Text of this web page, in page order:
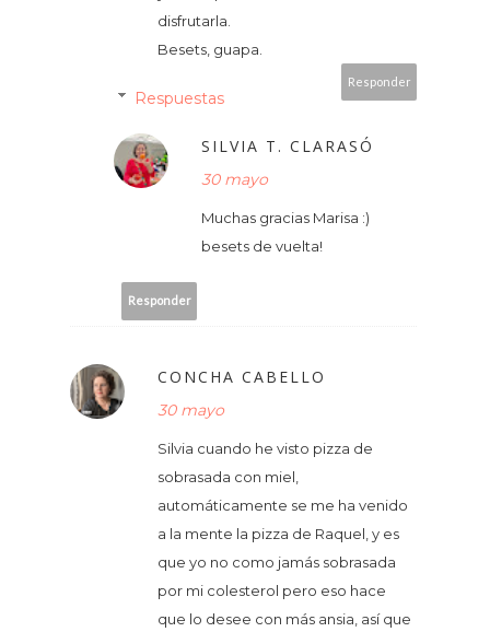
disfrutarla.
Besets, guapa.
Responder
Respuestas
SILVIA T. CLARASÓ
30 mayo
Muchas gracias Marisa :)
besets de vuelta!
Responder
CONCHA CABELLO
30 mayo
Silvia cuando he visto pizza de
sobrasada con miel,
automáticamente se me ha venido
a la mente la pizza de Raquel, y es
que yo no como jamás sobrasada
por mi colesterol pero eso hace
que lo desee con más ansia, así que